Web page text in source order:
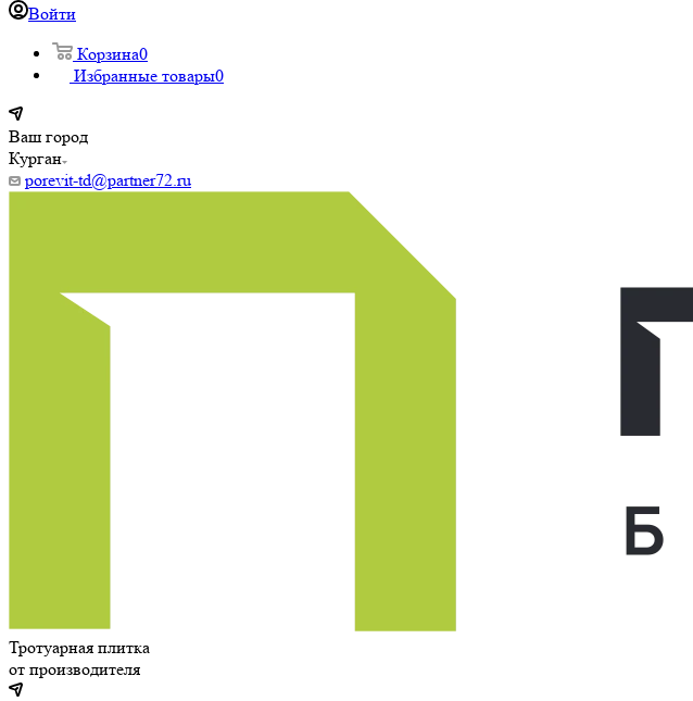
Войти
Корзина0
Избранные товары0
Ваш город
Курган
porevit-td@partner72.ru
Тротуарная плитка
от производителя